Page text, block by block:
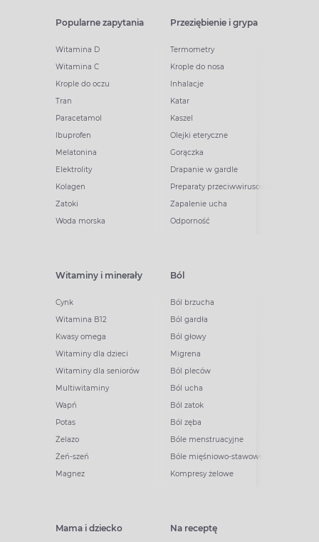
Popularne zapytania
Witamina D
Witamina C
Krople do oczu
Tran
Paracetamol
Ibuprofen
Melatonina
Elektrolity
Kolagen
Zatoki
Woda morska
Przeziębienie i grypa
Termometry
Krople do nosa
Inhalacje
Katar
Kaszel
Olejki eteryczne
Gorączka
Drapanie w gardle
Preparaty przeciwwirusowe
Zapalenie ucha
Odporność
Witaminy i minerały
Cynk
Witamina B12
Kwasy omega
Witaminy dla dzieci
Witaminy dla seniorów
Multiwitaminy
Wapń
Potas
Żelazo
Żeń-szeń
Magnez
Ból
Ból brzucha
Ból gardła
Ból głowy
Migrena
Ból pleców
Ból ucha
Ból zatok
Ból zęba
Bóle menstruacyjne
Bóle mięśniowo-stawowe
Kompresy żelowe
Mama i dziecko Na receptę